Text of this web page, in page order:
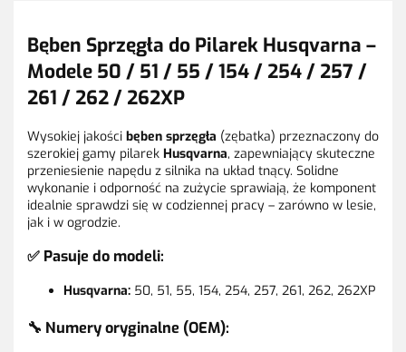
Bęben Sprzęgła do Pilarek Husqvarna –
Modele 50 / 51 / 55 / 154 / 254 / 257 /
261 / 262 / 262XP
Wysokiej jakości bęben sprzęgła (zębatka) przeznaczony do
szerokiej gamy pilarek Husqvarna, zapewniający skuteczne
przeniesienie napędu z silnika na układ tnący. Solidne
wykonanie i odporność na zużycie sprawiają, że komponent
idealnie sprawdzi się w codziennej pracy – zarówno w lesie,
jak i w ogrodzie.
✅ Pasuje do modeli:
Husqvarna: 50, 51, 55, 154, 254, 257, 261, 262, 262XP
🔧 Numery oryginalne (OEM):